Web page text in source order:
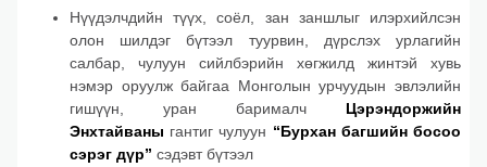
Нүүдэлчдийн түүх, соёл, зан заншлыг илэрхийлсэн
олон шилдэг бүтээл туурвин, дүрслэх урлагийн
салбар, чулуун сийлбэрийн хөгжилд жинтэй хувь
нэмэр оруулж байгаа Монголын урчуудын эвлэлийн
гишүүн, уран барималч Цэрэндоржийн
Энхтайваны гантиг чулуун “Бурхан багшийн босоо
сэрэг дүр” сэдэвт бүтээл